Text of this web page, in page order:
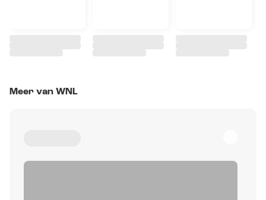
Meer van WNL